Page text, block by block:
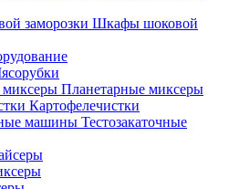
Шкафы шоковой
Планетарные миксеры
Картофелечистки
Тестозакаточные